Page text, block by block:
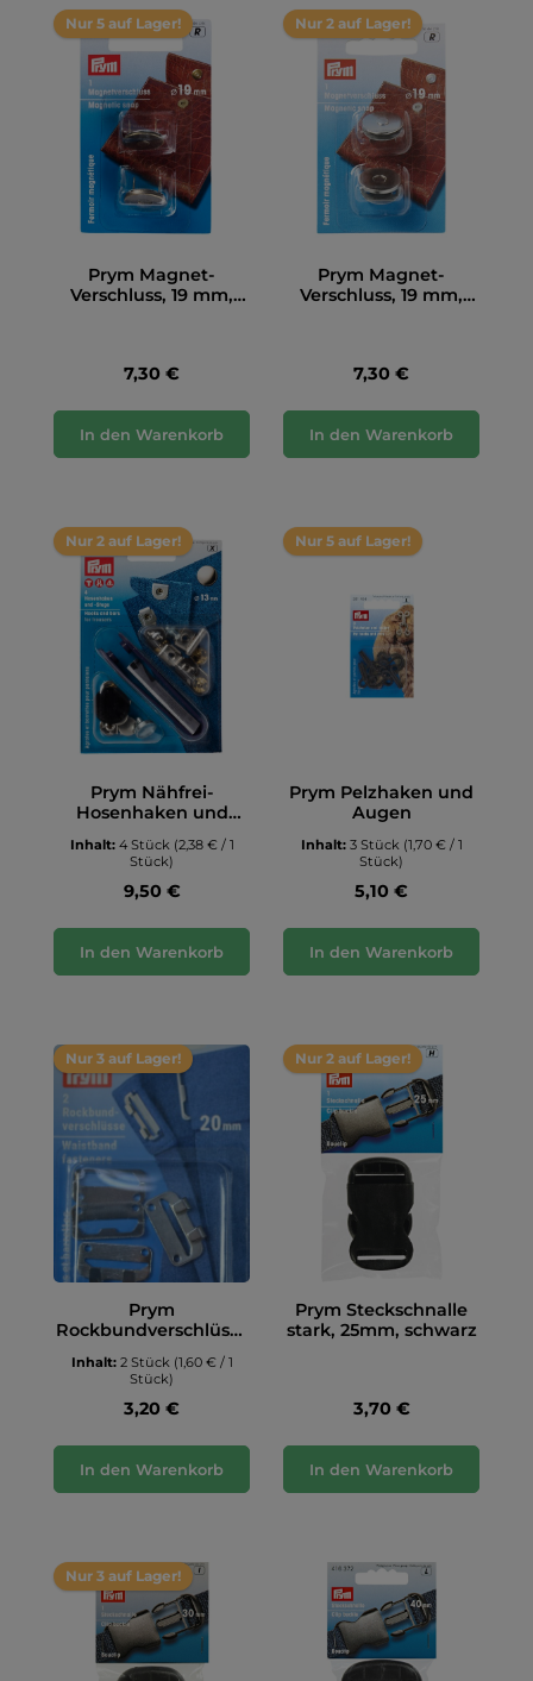
Nur 5 auf Lager!
Prym Magnet-
Verschluss, 19 mm,
7,30 €
In den Warenkorb
Nur 2 auf Lager!
Prym Magnet-
Verschluss, 19 mm,
7,30 €
In den Warenkorb
Nur 2 auf Lager!
Prym Nähfrei-
Hosenhaken und
Inhalt: 4 Stück (2,38 € / 1
Stück)
9,50 €
In den Warenkorb
Nur 5 auf Lager!
Prym Pelzhaken und
Augen
Inhalt: 3 Stück (1,70 € / 1
Stück)
5,10 €
In den Warenkorb
Nur 3 auf Lager!
Prym
Rockbundverschlüsse
Inhalt: 2 Stück (1,60 € / 1
Stück)
3,20 €
In den Warenkorb
Nur 2 auf Lager!
Prym Steckschnalle
stark, 25mm, schwarz
3,70 €
In den Warenkorb
Nur 3 auf Lager!